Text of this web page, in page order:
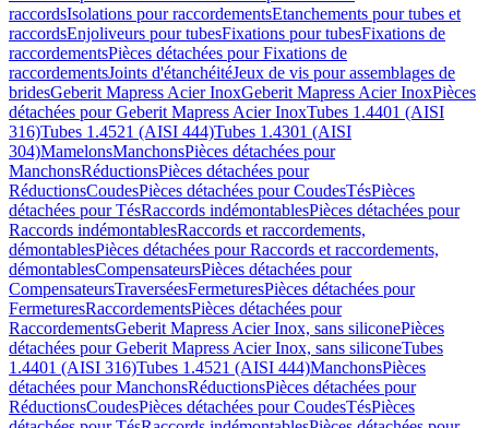
raccordsIsolations pour raccordementsEtanchements pour tubes et
raccordsEnjoliveurs pour tubesFixations pour tubesFixations de
raccordementsPièces détachées pour Fixations de
raccordementsJoints d'étanchéitéJeux de vis pour assemblages de
bridesGeberit Mapress Acier InoxGeberit Mapress Acier InoxPièces
détachées pour Geberit Mapress Acier InoxTubes 1.4401 (AISI
316)Tubes 1.4521 (AISI 444)Tubes 1.4301 (AISI
304)MamelonsManchonsPièces détachées pour
ManchonsRéductionsPièces détachées pour
RéductionsCoudesPièces détachées pour CoudesTésPièces
détachées pour TésRaccords indémontablesPièces détachées pour
Raccords indémontablesRaccords et raccordements,
démontablesPièces détachées pour Raccords et raccordements,
démontablesCompensateursPièces détachées pour
CompensateursTraverséesFermeturesPièces détachées pour
FermeturesRaccordementsPièces détachées pour
RaccordementsGeberit Mapress Acier Inox, sans siliconePièces
détachées pour Geberit Mapress Acier Inox, sans siliconeTubes
1.4401 (AISI 316)Tubes 1.4521 (AISI 444)ManchonsPièces
détachées pour ManchonsRéductionsPièces détachées pour
RéductionsCoudesPièces détachées pour CoudesTésPièces